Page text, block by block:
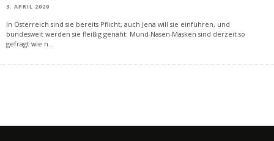
3. APRIL 2020
In Österreich sind sie bereits Pflicht, auch Jena will sie einführen, und
bundesweit werden sie fleißig genäht: Mund-Nasen-Masken sind derzeit so
gefragt wie n...